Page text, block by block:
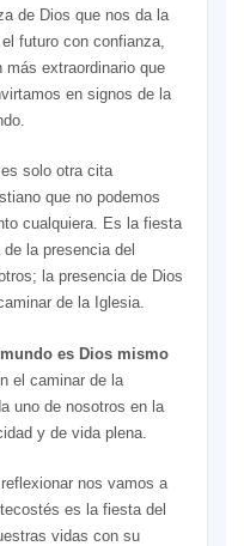
de Dios que nos da la
futuro con confianza,
más extraordinario que
en signos de la
solo otra cita
que no podemos
cualquiera. Es la fiesta
la presencia del
la presencia de Dios
de la Iglesia.
es Dios mismo
el caminar de la
uno de nosotros en la
y de vida plena.
nos vamos a
es la fiesta del
vidas con su